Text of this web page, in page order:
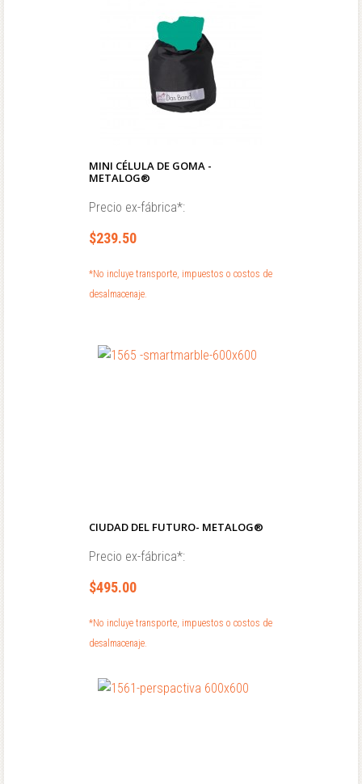
MINI CÉLULA DE GOMA -
METALOG®
Precio ex-fábrica*:
$239.50
*No incluye transporte, impuestos o costos de
desalmacenaje.
CIUDAD DEL FUTURO- METALOG®
Precio ex-fábrica*:
$495.00
*No incluye transporte, impuestos o costos de
desalmacenaje.